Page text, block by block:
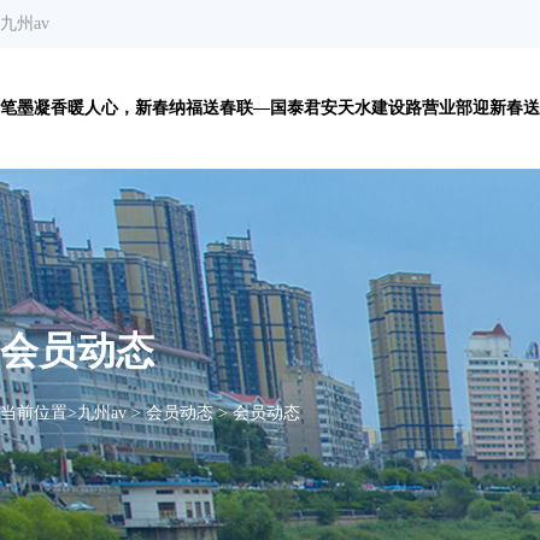
九州av
笔墨凝香暖人心，新春纳福送春联—国泰君安天水建设路营业部迎新春
会员动态
当前位置>九州av>会员动态>会员动态